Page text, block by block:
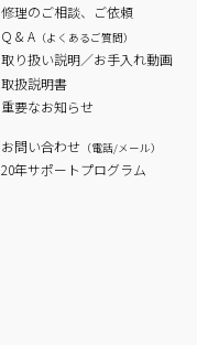
修理のご相談、ご依頼
Q & A （よくあるご質問）
取り扱い説明／お手入れ動画
取扱説明書
重要なお知らせ
お問い合わせ （電話/メール）
20年サポートプログラム